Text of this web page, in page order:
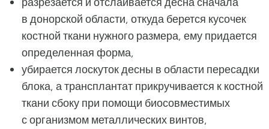
в донорской области, откуда берется кусочек
костной ткани нужного размера, ему придается
определенная форма,
убирается лоскуток десны в области пересадки
блока, а трансплантат прикручивается к костной
ткани сбоку при помощи биосовместимых
с организмом металлических винтов,